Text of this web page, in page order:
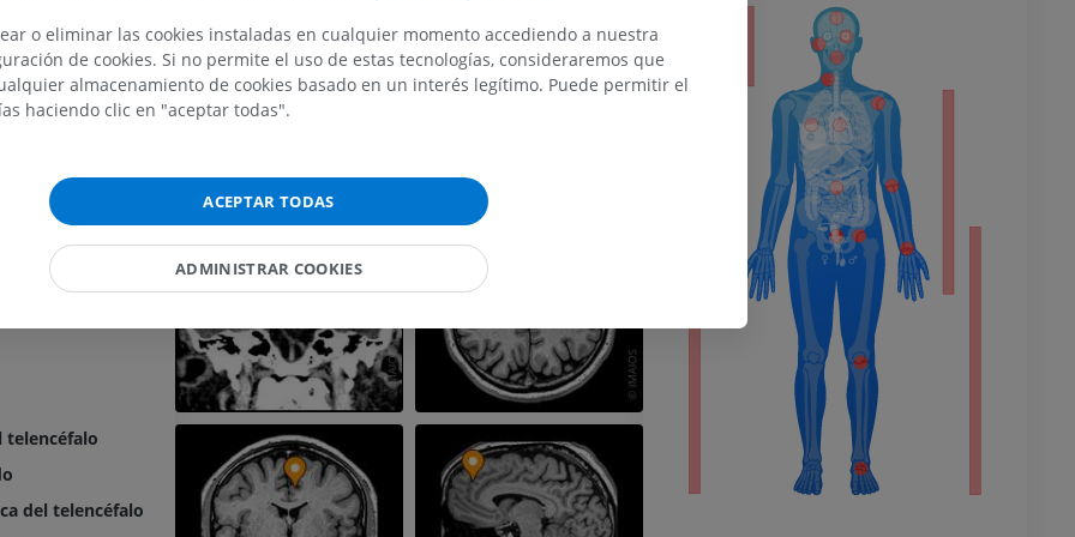
de la ínsula
telencéfalo
del telencéfalo
IRM del miembro superior
IRM
PREMIUM
IRM del codo
IRM
Miembro inferior
Ilustraciones
PREMIUM
Radiografía
GRATIS
IRM del miembro inferior
PREMIUM
IRM de la cadera
IRM
PREMIUM
IRM de la rodilla
IRM
o eliminar las cookies instaladas en cualquier momento accediendo a nuestra
de cookies. Si no permite el uso de estas tecnologías, consideraremos que
almacenamiento de cookies basado en un interés legítimo. Puede permitir el
haciendo clic en "aceptar todas".
ACEPTAR TODAS
ADMINISTRAR COOKIES